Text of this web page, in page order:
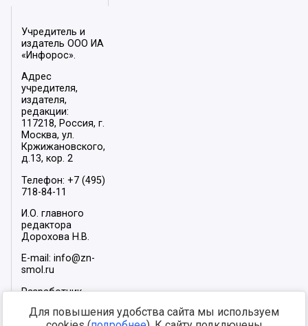
Учредитель и
издатель ООО ИА
«Инфорос».
Адрес
учредителя,
издателя,
редакции:
117218, Россия, г.
Москва, ул.
Кржижановского,
д.13, кор. 2
Телефон: +7 (495)
718-84-11
И.О. главного
редактора
Дорохова Н.В.
E-mail: info@zn-
smol.ru
Разработчик
2026
Для повышения удобства сайта мы используем